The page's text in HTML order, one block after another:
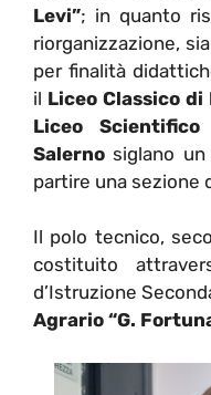
Levi”; in quanto
riorganizzazione,
per finalità
il Liceo Classico di
Liceo
Salerno siglano un
partire una sezione
Il polo tecnico,
costituito
d’Istruzione
Agrario “G.